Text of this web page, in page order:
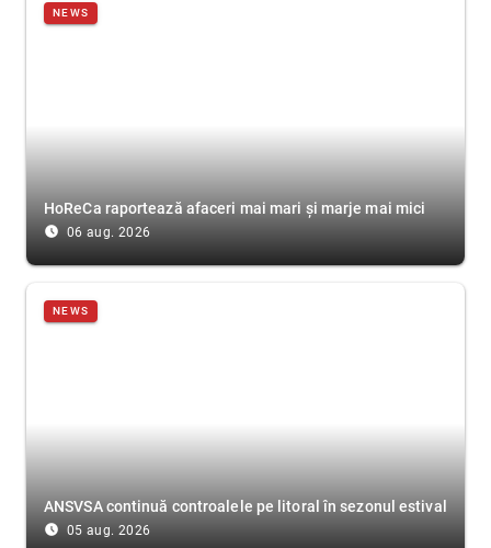
NEWS
HoReCa raportează afaceri mai mari și marje mai mici
access_time_filled 06 aug. 2026
NEWS
ANSVSA continuă controalele pe litoral în sezonul estival
access_time_filled 05 aug. 2026